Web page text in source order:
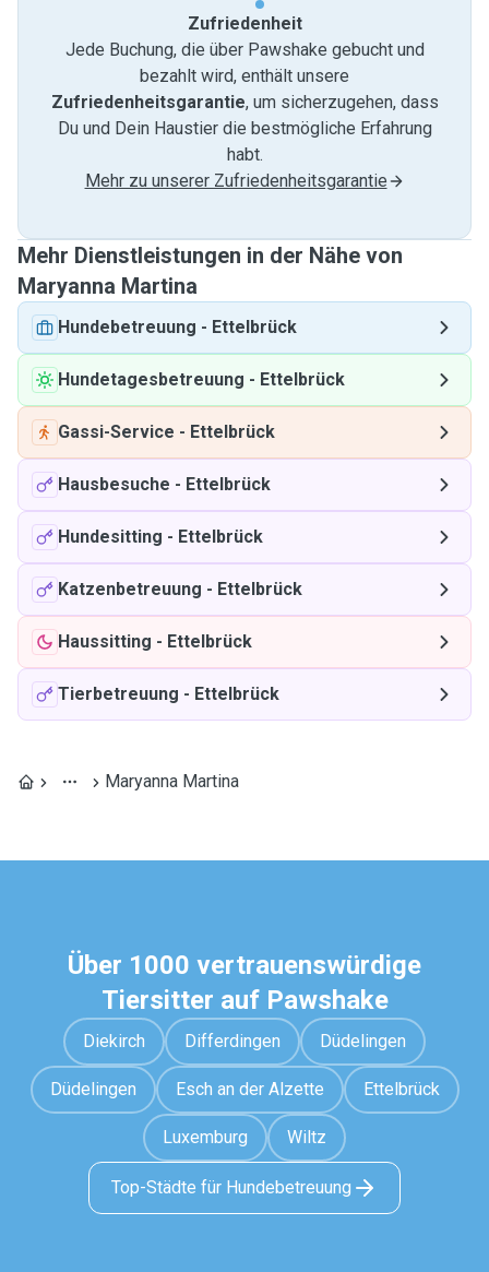
Zufriedenheit
Jede Buchung, die über Pawshake gebucht und
bezahlt wird, enthält unsere
Zufriedenheitsgarantie, um sicherzugehen, dass
Du und Dein Haustier die bestmögliche Erfahrung
habt.
Mehr zu unserer Zufriedenheitsgarantie
Mehr Dienstleistungen in der Nähe von
Maryanna Martina
Hundebetreuung - Ettelbrück
Hundetagesbetreuung - Ettelbrück
Gassi-Service - Ettelbrück
Hausbesuche - Ettelbrück
Hundesitting - Ettelbrück
Katzenbetreuung - Ettelbrück
Haussitting - Ettelbrück
Tierbetreuung - Ettelbrück
Maryanna Martina
Über 1000 vertrauenswürdige
Tiersitter auf Pawshake
Diekirch Differdingen Düdelingen
Düdelingen Esch an der Alzette Ettelbrück
Luxemburg Wiltz
Top-Städte für Hundebetreuung